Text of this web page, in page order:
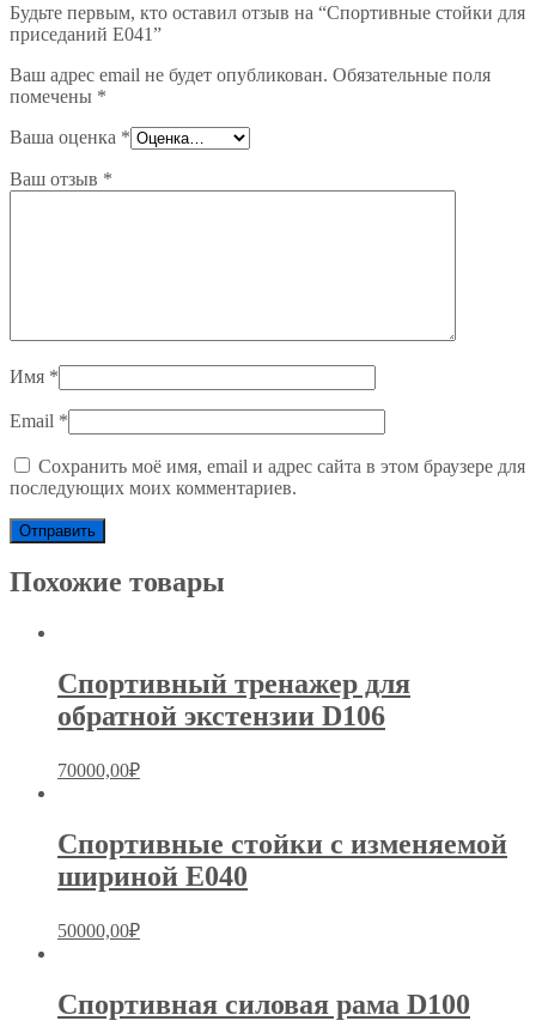
Будьте первым, кто оставил отзыв на “Спортивные стойки для
приседаний E041”
Ваш адрес email не будет опубликован. Обязательные поля
помечены *
Ваша оценка *
Ваш отзыв *
Имя *
Email *
Сохранить моё имя, email и адрес сайта в этом браузере для
последующих моих комментариев.
Похожие товары
Спортивный тренажер для
обратной экстензии D106
70000,00₽
Спортивные стойки с изменяемой
шириной E040
50000,00₽
Спортивная силовая рама D100